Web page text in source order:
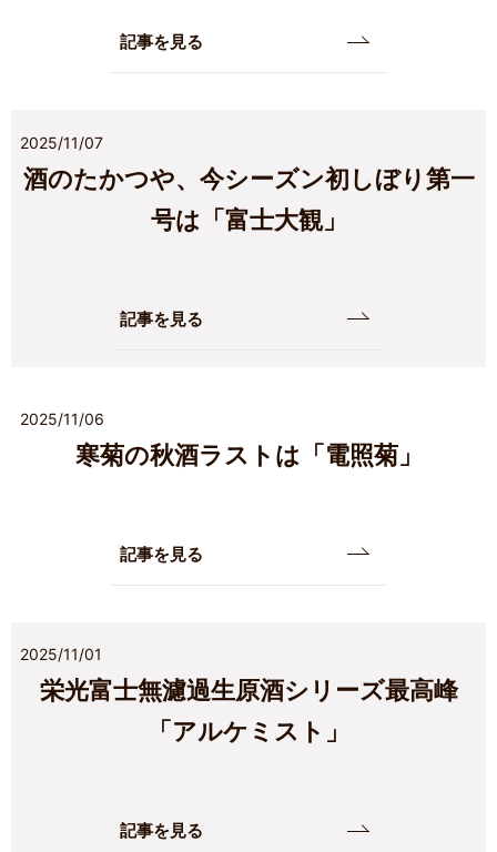
記事を見る
2025/11/07
酒のたかつや、今シーズン初しぼり第一
号は「富士大観」
記事を見る
2025/11/06
寒菊の秋酒ラストは「電照菊」
記事を見る
2025/11/01
栄光富士無濾過生原酒シリーズ最高峰
「アルケミスト」
記事を見る